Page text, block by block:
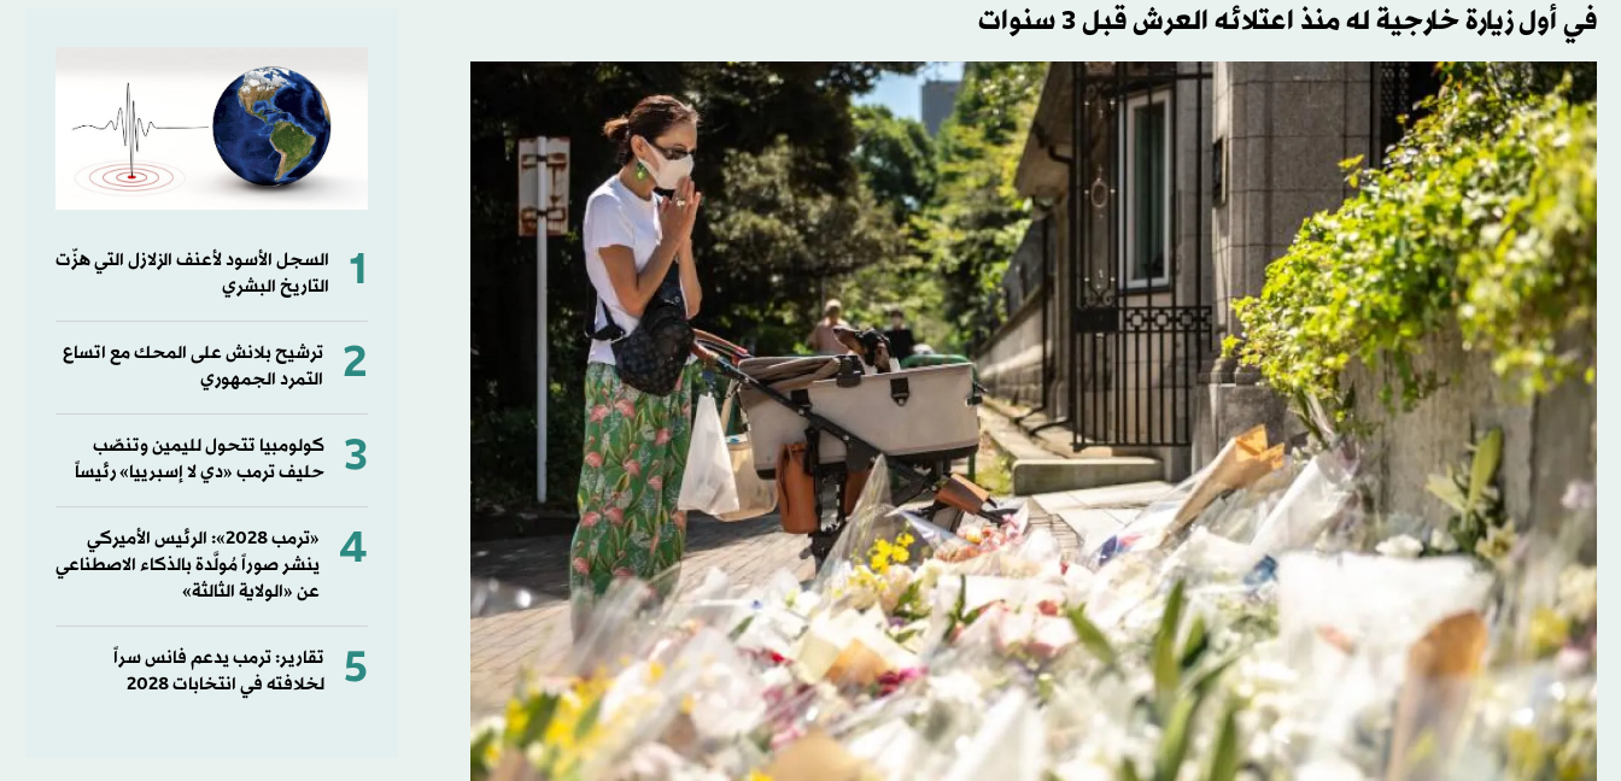
في أول زيارة خارجية له منذ اعتلائه العرش قبل 3 سنوات
1
السجل الأسود لأعنف الزلازل التي هزّت
التاريخ البشري
2
ترشيح بلانش على المحك مع اتساع
التمرد الجمهوري
3
كولومبيا تتحول لليمين وتنصّب
حليف ترمب «دي لا إسبرييا» رئيساً
4
«ترمب 2028»: الرئيس الأميركي
ينشر صوراً مُولَّدة بالذكاء الاصطناعي
عن «الولاية الثالثة»
5
تقارير: ترمب يدعم فانس سراً
لخلافته في انتخابات 2028